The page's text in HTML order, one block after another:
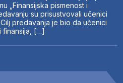
„Finansijska pismenost i
su prisustvovali učenici
predavanja je bio da učenici
finansija, […]